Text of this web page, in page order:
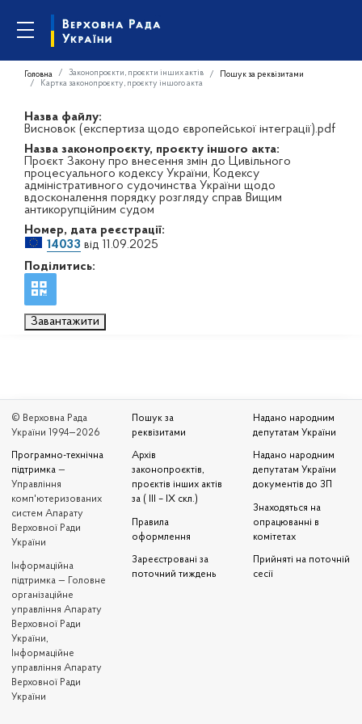
Головна Законопроєкти, проєкти інших актів
Пошук за реквізитами
Картка законопроєкту, проєкту іншого акта
Назва файлу:
Висновок (експертиза щодо європейської інтеграції).pdf
Назва законопроєкту, проєкту іншого акта:
Проєкт Закону про внесення змін до Цивільного
процесуального кодексу України, Кодексу
адміністративного судочинства України щодо
вдосконалення порядку розгляду справ Вищим
антикорупційним судом
Номер, дата реєстрації:
14033 від 11.09.2025
Поділитись:
Завантажити
© Верховна Рада
України 1994—2026
Програмно-технічна
підтримка —
Управління
комп'ютеризованих
систем Апарату
Верховної Ради
України
Iнформаційна
підтримка — Головне
організаційне
управління Апарату
Верховної Ради
України,
Інформаційне
управління Апарату
Верховної Ради
України
Пошук за
реквізитами
Архів
законопроєктів,
проєктів інших актів
за ( III – IX скл.)
Правила
оформлення
Зареєстровані за
поточний тиждень
Надано народним
депутатам України
Надано народним
депутатам України
документів до ЗП
Знаходяться на
опрацюванні в
комітетах
Прийняті на поточній
сесії